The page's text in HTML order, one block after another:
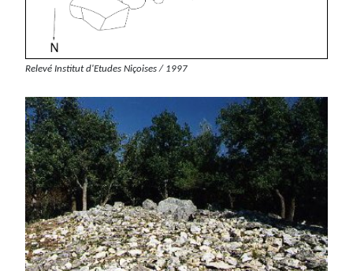
Relevé Institut d'Etudes Niçoises / 1997